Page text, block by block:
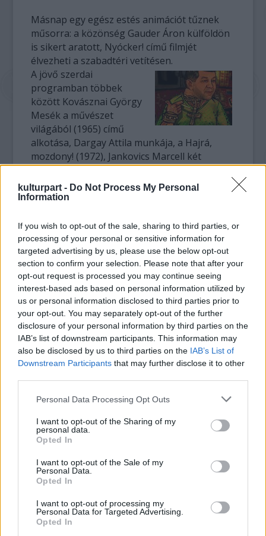
kulturpart - Do Not Process My Personal
Information
If you wish to opt-out of the sale, sharing to third parties, or
processing of your personal or sensitive information for
targeted advertising by us, please use the below opt-out
section to confirm your selection. Please note that after your
opt-out request is processed you may continue seeing
interest-based ads based on personal information utilized by
us or personal information disclosed to third parties prior to
your opt-out. You may separately opt-out of the further
disclosure of your personal information by third parties on the
IAB’s list of downstream participants. This information may
also be disclosed by us to third parties on the IAB’s List of
Downstream Participants that may further disclose it to other
Please note that this website/app uses one or more Google
not limited to your visit or usage behaviour. You may click to
grant or deny consent to Google and its third-party tags to
use your data for below specified purposes in below Google
consent section.
Personal Data Processing Opt Outs
I want to opt-out of the Sharing of my
personal data.
Opted In
I want to opt-out of the Sale of my
Personal Data.
Opted In
I want to opt-out of processing my
Personal Data for Targeted Advertising.
Opted In
Másnap egy egész estés animációt tűznek
műsorra: a közönség Gauder Áron külföldön
is sikert aratott, Nyócker! című filmjét
élvezheti a szabadtéri vetítésen.
A jövő szerdai
programban többek
között Kovásznai György
Mesék a művészet
világából (1965) című
alkotása, Dargay Attila munkája, a Hajrá,
mozdony! (1972), Jankovics Marcell két
animációja, a Sisyphus (1974) és a Küzdők
(1977), Foky Ottó Babfilmje (1975), Cakó
Feren: Ab ovo (1987) című mozgóképe,
én kis városom című alkotása szerepel.
Július 3-án az animáció és a képzőművészet
találkozását bemutató alkotásokat láthatnak
a mozirajongók.
Az est folyamán Kárpáti György
filmkritikus Magyarósi Éva, Péterffy Zsófia
és Nemes Csaba képzőművészekkel
beszélget, majd többek között Háy Ágnes
Hattyúk tava (2004) című munkáját, Orosz
István Álomfejtőjét (1980) Hegedűs 2
László Mozzzart (2006) című alkotását,
produkcióját, a Fájdalom és humorérzéket
(2004), Nemes Csaba Remake-jét (2007),
valamint Bánóczki Tibor Holtág? (2002)
című mozgóképét tűzik műsorra.
Július 4-én a Moholy-
Nagy Művészeti
animációi, többek között
Pálfi Szabolcs A busz